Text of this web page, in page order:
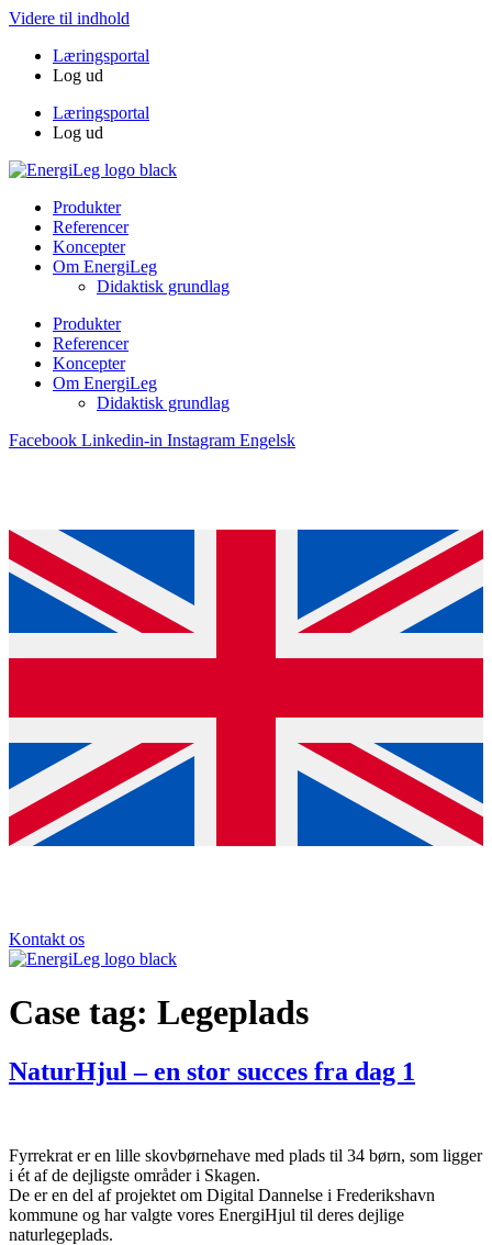
Videre til indhold
Læringsportal
Log ud
Læringsportal
Log ud
Produkter
Referencer
Koncepter
Om EnergiLeg
Didaktisk grundlag
Produkter
Referencer
Koncepter
Om EnergiLeg
Didaktisk grundlag
Facebook Linkedin-in Instagram Engelsk
Kontakt os
Case tag: Legeplads
NaturHjul – en stor succes fra dag 1
Fyrrekrat er en lille skovbørnehave med plads til 34 børn, som ligger
i ét af de dejligste områder i Skagen.
De er en del af projektet om Digital Dannelse i Frederikshavn
kommune og har valgte vores EnergiHjul til deres dejlige
naturlegeplads.